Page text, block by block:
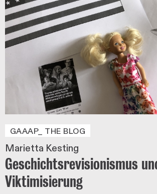
GAAAP_ THE BLOG
Marietta Kesting
Geschichtsrevisionismus
Viktimisierung